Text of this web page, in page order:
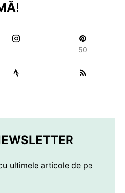
50
ultimele articole de pe